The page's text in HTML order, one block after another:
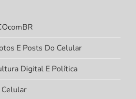
E Posts Do Celular
Digital E Política